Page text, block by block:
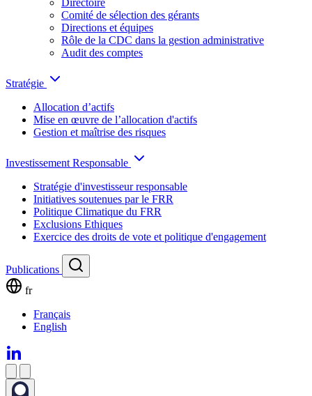
Directoire
Comité de sélection des gérants
Directions et équipes
Rôle de la CDC dans la gestion administrative
Audit des comptes
Stratégie
Allocation d’actifs
Mise en œuvre de l’allocation d'actifs
Gestion et maîtrise des risques
Investissement Responsable
Stratégie d'investisseur responsable
Initiatives soutenues par le FRR
Politique Climatique du FRR
Exclusions Ethiques
Exercice des droits de vote et politique d'engagement
Publications
fr
Français
English